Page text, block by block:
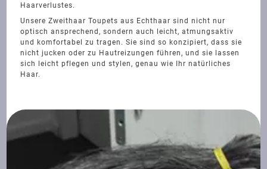
Haarverlustes.
Unsere Zweithaar Toupets aus Echthaar sind nicht nur
optisch ansprechend, sondern auch leicht, atmungsaktiv
und komfortabel zu tragen. Sie sind so konzipiert, dass sie
nicht jucken oder zu Hautreizungen führen, und sie lassen
sich leicht pflegen und stylen, genau wie Ihr natürliches
Haar.